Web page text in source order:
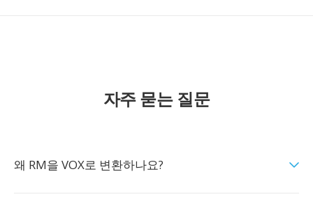
자주 묻는 질문
왜 RM을 VOX로 변환하나요?